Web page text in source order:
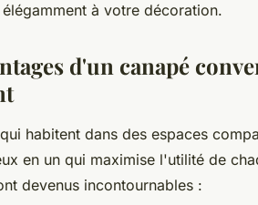
à votre décoration.
d'un canapé
habitent dans des espaces
en un qui maximise l'utilité de
devenus incontournables :